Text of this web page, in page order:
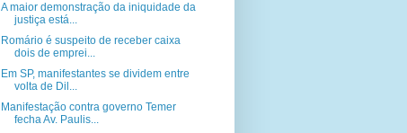
A maior demonstração da iniquidade da
justiça está...
Romário é suspeito de receber caixa
dois de emprei...
Em SP, manifestantes se dividem entre
volta de Dil...
Manifestação contra governo Temer
fecha Av. Paulis...